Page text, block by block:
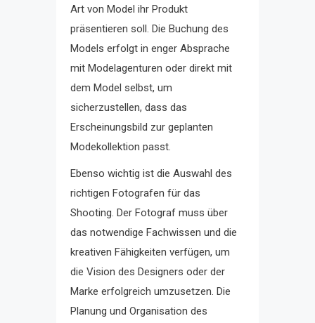
Art von Model ihr Produkt
präsentieren soll. Die Buchung des
Models erfolgt in enger Absprache
mit Modelagenturen oder direkt mit
dem Model selbst, um
sicherzustellen, dass das
Erscheinungsbild zur geplanten
Modekollektion passt.
Ebenso wichtig ist die Auswahl des
richtigen Fotografen für das
Shooting. Der Fotograf muss über
das notwendige Fachwissen und die
kreativen Fähigkeiten verfügen, um
die Vision des Designers oder der
Marke erfolgreich umzusetzen. Die
Planung und Organisation des